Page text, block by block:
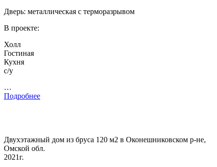
Дверь: металлическая с терморазрывом
В проекте:
Холл
Гостиная
Кухня
с/у
…
Подробнее
Двухэтажный дом из бруса 120 м2 в Оконешниковском р-не,
Омской обл.
2021г.